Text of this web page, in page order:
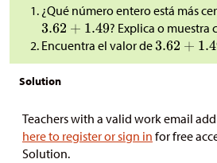
¿Qué número entero está más
? Explica o muestra
Encuentra el valor de
Solution
Teachers with a valid work email
here to register or sign in for free
Solution.